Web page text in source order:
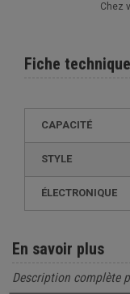
Chez
Fiche technique
CAPACITÉ
STYLE
ÉLECTRONIQUE
En savoir plus
Description complète